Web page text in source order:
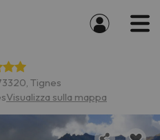
Tignes
Visualizza sulla mappa